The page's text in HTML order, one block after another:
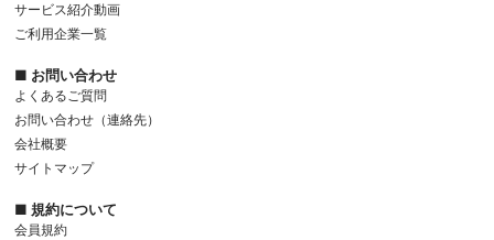
サービス紹介動画
ご利用企業一覧
■ お問い合わせ
よくあるご質問
お問い合わせ（連絡先）
会社概要
サイトマップ
■ 規約について
会員規約